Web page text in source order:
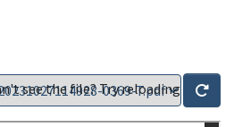
see the file? Try reloading